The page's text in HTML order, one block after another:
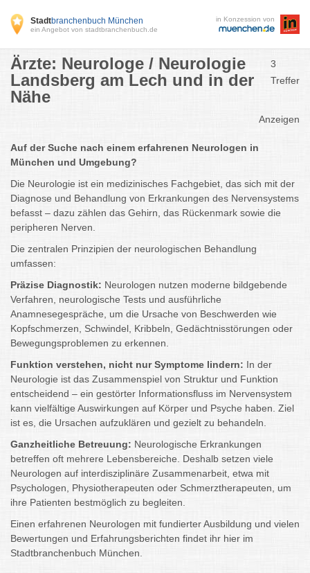
Stadtbranchenbuch München
ein Angebot von stadtbranchenbuch.de
in Konzession von
Ärzte: Neurologe / Neurologie
Landsberg am Lech und in der
Nähe
3
Treffer
Anzeigen
Auf der Suche nach einem erfahrenen Neurologen in
München und Umgebung?
Die Neurologie ist ein medizinisches Fachgebiet, das sich mit der
Diagnose und Behandlung von Erkrankungen des Nervensystems
befasst – dazu zählen das Gehirn, das Rückenmark sowie die
peripheren Nerven.
Die zentralen Prinzipien der neurologischen Behandlung
umfassen:
Präzise Diagnostik: Neurologen nutzen moderne bildgebende
Verfahren, neurologische Tests und ausführliche
Anamnesegespräche, um die Ursache von Beschwerden wie
Kopfschmerzen, Schwindel, Kribbeln, Gedächtnisstörungen oder
Bewegungsproblemen zu erkennen.
Funktion verstehen, nicht nur Symptome lindern: In der
Neurologie ist das Zusammenspiel von Struktur und Funktion
entscheidend – ein gestörter Informationsfluss im Nervensystem
kann vielfältige Auswirkungen auf Körper und Psyche haben. Ziel
ist es, die Ursachen aufzuklären und gezielt zu behandeln.
Ganzheitliche Betreuung: Neurologische Erkrankungen
betreffen oft mehrere Lebensbereiche. Deshalb setzen viele
Neurologen auf interdisziplinäre Zusammenarbeit, etwa mit
Psychologen, Physiotherapeuten oder Schmerztherapeuten, um
ihre Patienten bestmöglich zu begleiten.
Einen erfahrenen Neurologen mit fundierter Ausbildung und vielen
Bewertungen und Erfahrungsberichten findet ihr hier im
Stadtbranchenbuch München.